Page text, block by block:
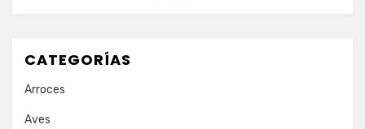
CATEGORÍAS
Arroces
Aves